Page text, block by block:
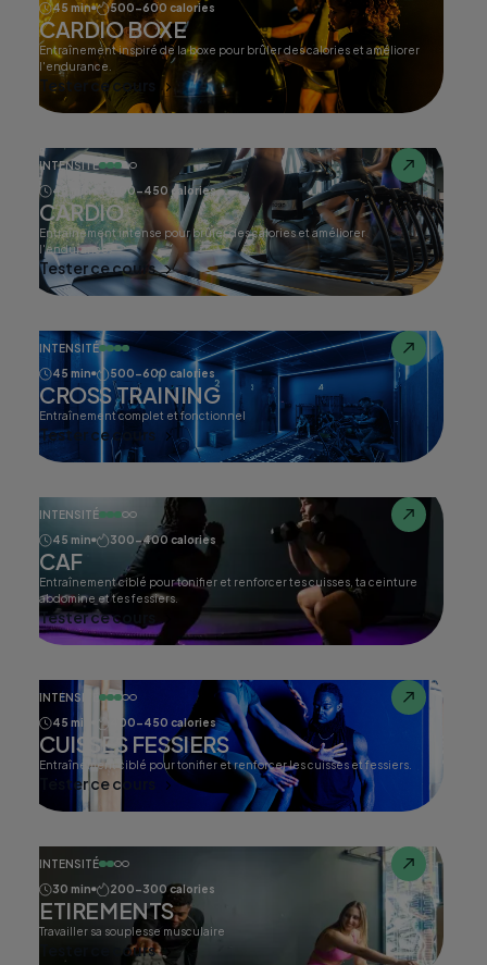
45 min
500-600 calories
CARDIO BOXE
Entraînement inspiré de la boxe pour brûler des calories et améliorer
l'endurance.
Tester ce cours
INTENSITÉ
45 min
400-450 calories
CARDIO
Entraînement intense pour brûler des calories et améliorer
l'endurance.
Tester ce cours
INTENSITÉ
45 min
500-600 calories
CROSS TRAINING
Entraînement complet et fonctionnel
Tester ce cours
INTENSITÉ
45 min
300-400 calories
CAF
Entraînement ciblé pour tonifier et renforcer tes cuisses, ta ceinture
abdomine et tes fessiers.
Tester ce cours
INTENSITÉ
45 min
400-450 calories
CUISSES FESSIERS
Entraînement ciblé pour tonifier et renforcer les cuisses et fessiers.
Tester ce cours
INTENSITÉ
30 min
200-300 calories
ETIREMENTS
Travailler sa souplesse musculaire
Tester ce cours